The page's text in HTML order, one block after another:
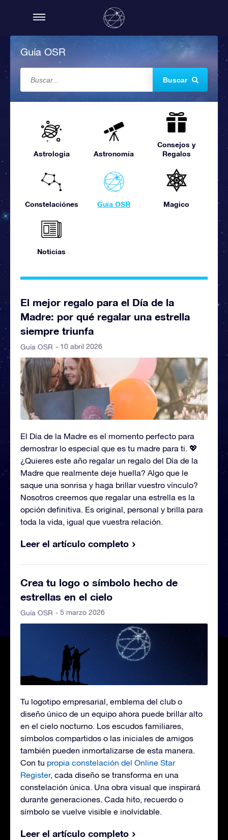
Guía OSR
Buscar
Astrologia Astronomía
Consejos y
Regalos
Constelaciónes Guía OSR Magico
Noticias
El mejor regalo para el Día de la
Madre: por qué regalar una estrella
siempre triunfa
Guía OSR - 10 abril 2026
El Día de la Madre es el momento perfecto para
demostrar lo especial que es tu madre para ti. 💖
¿Quieres este año regalar un regalo del Día de la
Madre que realmente deje huella? Algo que le
saque una sonrisa y haga brillar vuestro vínculo?
Nosotros creemos que regalar una estrella es la
opción definitiva. Es original, personal y brilla para
toda la vida, igual que vuestra relación.
Leer el artículo completo
Crea tu logo o símbolo hecho de
estrellas en el cielo
Guía OSR - 5 marzo 2026
Tu logotipo empresarial, emblema del club o
diseño único de un equipo ahora puede brillar alto
en el cielo nocturno. Los escudos familiares,
símbolos compartidos o las iniciales de amigos
también pueden inmortalizarse de esta manera.
Con tu propia constelación del Online Star
Register, cada diseño se transforma en una
constelación única. Una obra visual que inspirará
durante generaciones. Cada hito, recuerdo o
símbolo se vuelve visible e inolvidable.
Leer el artículo completo